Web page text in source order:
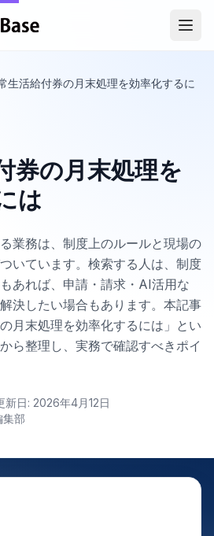
生活給付券の月末処理を効率化するに
券の月末処理を
は
業務は、制度上のルールと現場の
いています。検索する人は、制度
あれば、申請・請求・AI活用な
決したい場合もあります。本記事
月末処理を効率化するには」とい
ら整理し、実務で確認すべきポイ
新日: 2026年4月12日
部